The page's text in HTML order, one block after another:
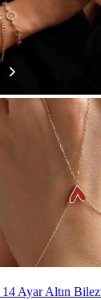
14 Ayar Altın